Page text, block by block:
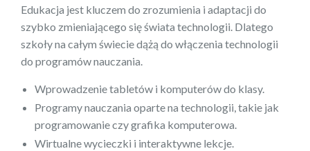
Edukacja jest kluczem do zrozumienia i adaptacji do
szybko zmieniającego się świata technologii. Dlatego
szkoły na całym świecie dążą do włączenia technologii
do programów nauczania.
Wprowadzenie tabletów i komputerów do klasy.
Programy nauczania oparte na technologii, takie jak
programowanie czy grafika komputerowa.
Wirtualne wycieczki i interaktywne lekcje.